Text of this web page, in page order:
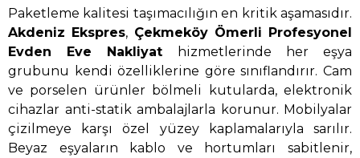
Paketleme kalitesi taşımacılığın en kritik aşamasıdır.
Akdeniz Ekspres, Çekmeköy Ömerli Profesyonel
Evden Eve Nakliyat hizmetlerinde her eşya
grubunu kendi özelliklerine göre sınıflandırır. Cam
ve porselen ürünler bölmeli kutularda, elektronik
cihazlar anti-statik ambalajlarla korunur. Mobilyalar
çizilmeye karşı özel yüzey kaplamalarıyla sarılır.
Beyaz eşyaların kablo ve hortumları sabitlenir,